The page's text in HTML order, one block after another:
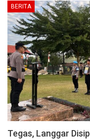
BERITA
Tegas, Langgar